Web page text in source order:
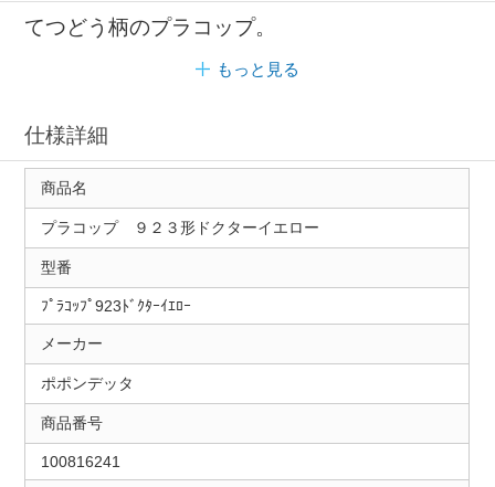
てつどう柄のプラコップ。
もっと見る
仕様詳細
商品名
プラコップ ９２３形ドクターイエロー
型番
ﾌﾟﾗｺｯﾌﾟ923ﾄﾞｸﾀｰｲｴﾛｰ
メーカー
ポポンデッタ
商品番号
100816241